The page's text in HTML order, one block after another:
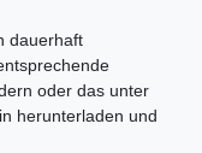
dauerhaft
oder das unter
herunterladen und